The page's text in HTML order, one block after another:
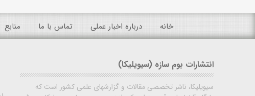
خانه درباره اخبار عملی تماس با ما منابع
انتشارات بوم سازه (سیویلیکا)
سیویلیکا، ناشر تخصصی مقالات و گزارشهای علمی کشور است که